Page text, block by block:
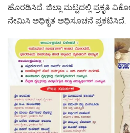
ಹೊರಡಿಸಿದೆ. ಜಿಲ್ಲಾ ಮಟ್ಟದಲ್ಲಿ ಪ್ರಕೃತಿ
ನೇಮಿಸಿ ಅಧಿಕೃತ ಅಧಿಸೂಚನೆ ಪ್ರಕಟಿಸಿದೆ.